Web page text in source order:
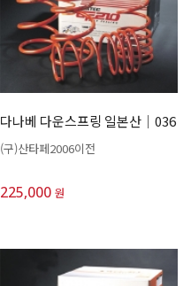
다나베 다운스프링 일본산│036
(구)산타페2006이전
225,000 원